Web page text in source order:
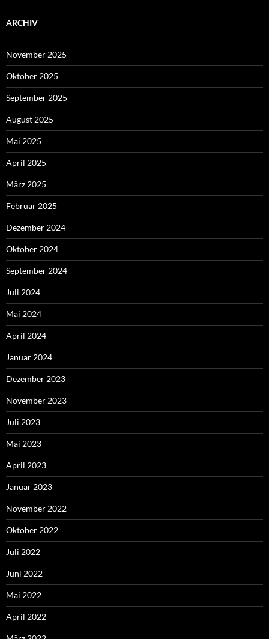
ARCHIV
November 2025
Oktober 2025
September 2025
August 2025
Mai 2025
April 2025
März 2025
Februar 2025
Dezember 2024
Oktober 2024
September 2024
Juli 2024
Mai 2024
April 2024
Januar 2024
Dezember 2023
November 2023
Juli 2023
Mai 2023
April 2023
Januar 2023
November 2022
Oktober 2022
Juli 2022
Juni 2022
Mai 2022
April 2022